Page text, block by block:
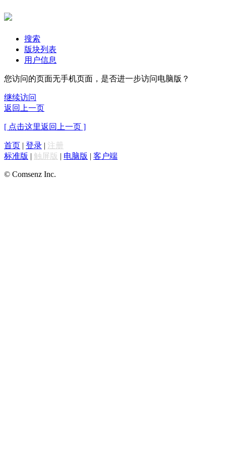
搜索
版块列表
用户信息
您访问的页面无手机页面，是否进一步访问电脑版？
继续访问
返回上一页
[ 点击这里返回上一页 ]
首页 | 登录 | 注册
标准版 | 触屏版 | 电脑版 | 客户端
© Comsenz Inc.